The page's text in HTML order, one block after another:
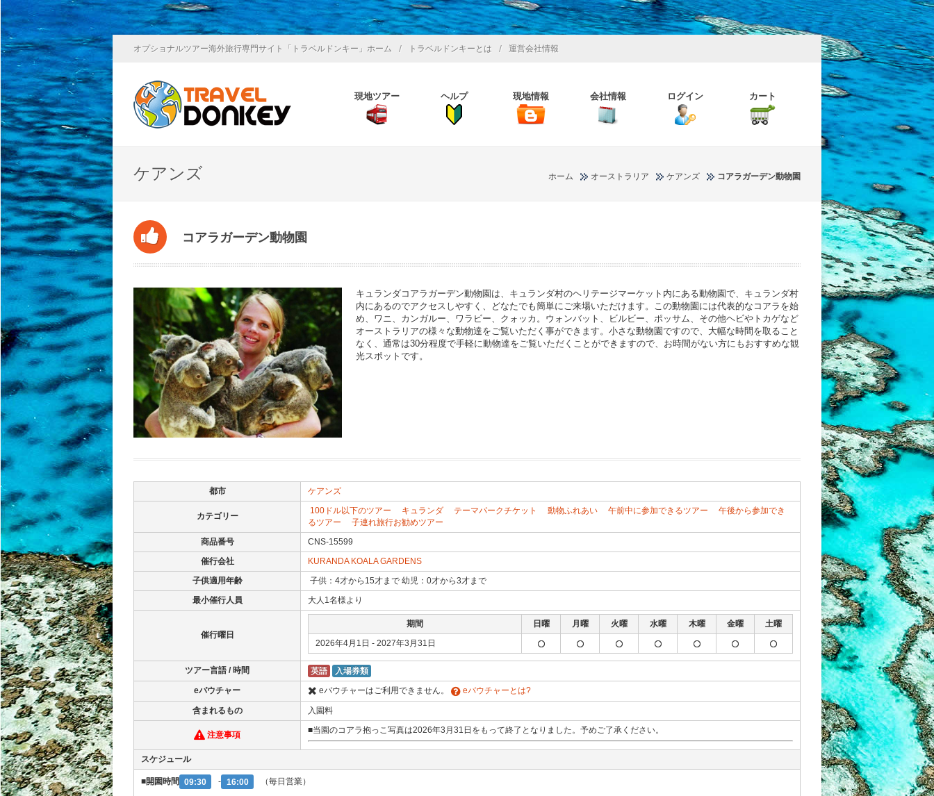
オプショナルツアー海外旅行専門サイト「トラベルドンキー」ホーム / トラベルドンキーとは / 運営会社情報
現地ツアー ヘルプ 現地情報 会社情報 ログイン カート
ケアンズ ホーム オーストラリア ケアンズ コアラガーデン動物園
コアラガーデン動物園
キュランダコアラガーデン動物園は、キュランダ村のヘリテージマーケット内にある動物園で、キュランダ村
内にあるのでアクセスしやすく、どなたでも簡単にご来場いただけます。この動物園には代表的なコアラを始
め、ワニ、カンガルー、ワラビー、クォッカ。ウォンバット、ビルビー、ポッサム、その他ヘビやトカゲなど
オーストラリアの様々な動物達をご覧いただく事ができます。小さな動物園ですので、大幅な時間を取ること
なく、通常は30分程度で手軽に動物達をご覧いただくことができますので、お時間がない方にもおすすめな観
光スポットです。
都市 ケアンズ
カテゴリー
100ドル以下のツアー キュランダ テーマパークチケット 動物ふれあい 午前中に参加できるツアー
午後から参加でき
るツアー
子連れ旅行お勧めツアー
商品番号
CNS-15599
催行会社
KURANDA KOALA GARDENS
子供適用年齢
子供：4才から15才まで 幼児：0才から3才まで
最小催行人員
大人1名様より
催行曜日
期間 日曜 月曜 火曜 水曜 木曜 金曜
土曜
2026年4月1日 - 2027年3月31日
ツアー言語 / 時間 英語
入場券類
eバウチャー
eバウチャーはご利用できません。 eバウチャーとは?
含まれるもの 入園料
注意事項 ■当園のコアラ抱っこ写真は2026年3月31日をもって終了となりました。予めご了承ください。
スケジュール
■開園時間 09:30 - 16:00 （毎日営業）